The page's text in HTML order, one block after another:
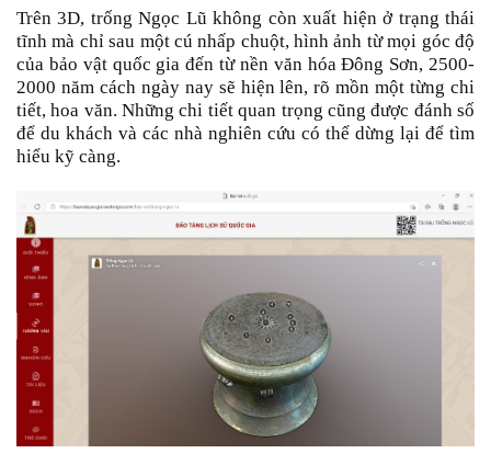
Trên 3D, trống Ngọc Lũ không còn xuất hiện ở trạng thái
tĩnh mà chỉ sau một cú nhấp chuột, hình ảnh từ mọi góc độ
của bảo vật quốc gia đến từ nền văn hóa Đông Sơn, 2500-
2000 năm cách ngày nay sẽ hiện lên, rõ mồn một từng chi
tiết, hoa văn. Những chi tiết quan trọng cũng được đánh số
để du khách và các nhà nghiên cứu có thể dừng lại để tìm
hiểu kỹ càng.